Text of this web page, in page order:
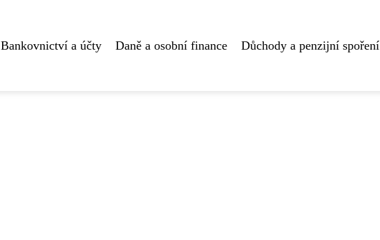
Bankovnictví a účty Daně a osobní finance Důchody a penzijní spoření